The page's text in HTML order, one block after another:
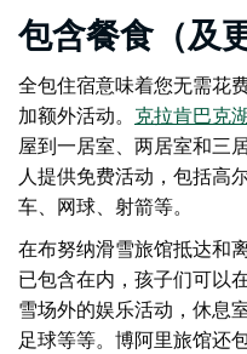
包含餐食（及
全包住宿意味着您无需花
加额外活动。 克拉肯巴克
屋到一居室、两居室和三
人提供免费活动，包括高
车、网球、射箭等。
在布努纳滑雪旅馆抵达和
已包含在内，孩子们可以
雪场外的娱乐活动，休息
足球等等。 博阿里旅馆还